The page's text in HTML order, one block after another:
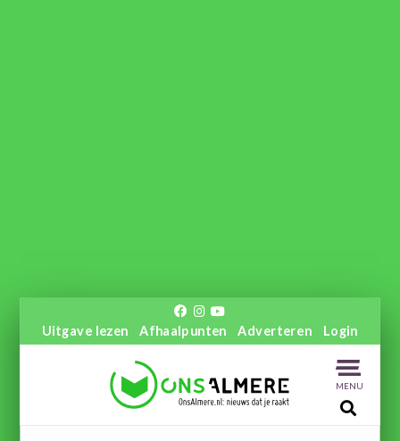
Uitgave lezen Afhaalpunten Adverteren Login
MENU